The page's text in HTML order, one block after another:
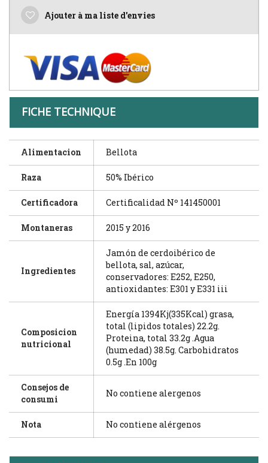
Ajouter à ma liste d'envies
FICHE TECHNIQUE
Alimentacion Bellota
Raza 50% Ibérico
Certificadora Certificalidad Nº 141450001
Montaneras 2015 y 2016
Ingredientes
Jamón de cerdoibérico de
bellota, sal, azúcar,
conservadores: E252, E250,
antioxidantes: E301 y E331 iii
Composicion
nutricional
Energía 1394Kj(335Kcal) grasa,
total (lipidos totales) 22.2g.
Proteina, total 33.2g .Agua
(humedad) 38.5g. Carbohidratos
0.5g .En 100g
Consejos de
consumi
No contiene alergenos
Nota No contiene alérgenos